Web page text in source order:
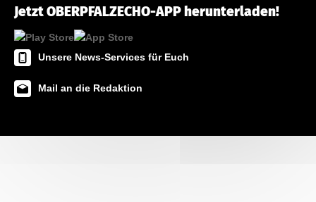
Jetzt OBERPFALZECHO-APP herunterladen!
Unsere News-Services für Euch
Mail an die Redaktion